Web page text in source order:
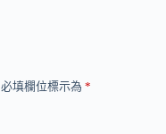
必填欄位標示為 *